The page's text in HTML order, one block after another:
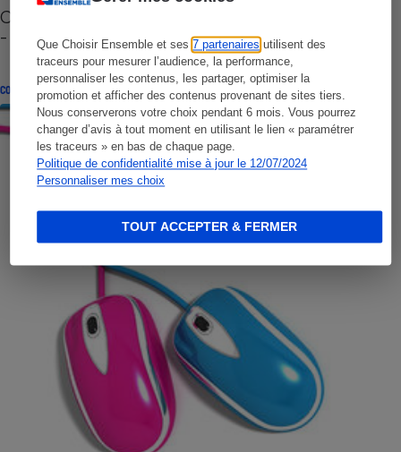
Que Choisir Ensemble et ses7 partenaires utilisent des
traceurs pour mesurer l’audience, la performance,
personnaliser les contenus, les partager, optimiser la
promotion et afficher des contenus provenant de sites tiers.
Nous conserverons votre choix pendant 6 mois. Vous pourrez
changer d’avis à tout moment en utilisant le lien « paramétrer
les traceurs » en bas de chaque page.
Politique de confidentialité mise à jour le 12/07/2024
Personnaliser mes choix
TOUT ACCEPTER & FERMER
Cafetière à capsules zéro déchet CoffeeB (vidéo)
- Premières impressions
CONSEILS